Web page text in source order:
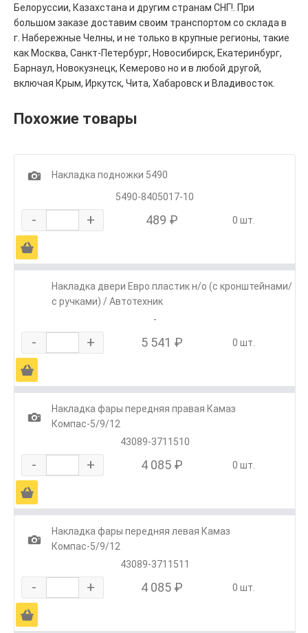
Белоруссии, Казахстана и другим странам СНГ!. При
большом заказе доставим своим транспортом со склада в
г. Набережные Челны, и не только в крупные регионы, такие
как Москва, Санкт-Петербург, Новосибирск, Екатеринбург,
Барнаул, Новокузнецк, Кемерово но и в любой другой,
включая Крым, Иркутск, Чита, Хабаровск и Владивосток.
Похожие товары
1
Накладка подножки 5490
5490-8405017-10
- + 489 ₽ 0 шт.
Ä
Накладка двери Евро пластик н/о (с кронштейнами/
с ручками) / Автотехник
-
- + 5 541 ₽ 0 шт.
Ä
1
Накладка фары передняя правая Камаз
Компас-5/9/12
43089-3711510
- + 4 085 ₽ 0 шт.
Ä
1
Накладка фары передняя левая Камаз
Компас-5/9/12
43089-3711511
- + 4 085 ₽ 0 шт.
Ä